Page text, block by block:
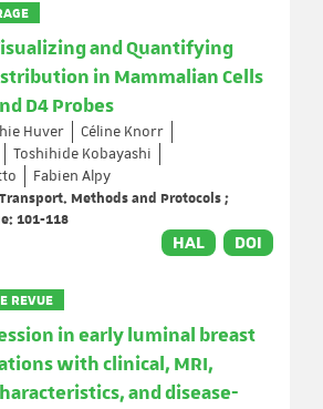
and Quantifying
in Mammalian Cells
D4 Probes
Huver
Céline Knorr
Toshihide Kobayashi
Fabien Alpy
Methods and Protocols ;
101-118
HAL DOI
REVUE
in early luminal breast
with clinical, MRI,
and disease-